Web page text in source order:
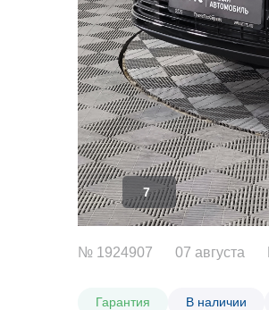
7
№ 1924907 07 августа
Гарантия В наличии